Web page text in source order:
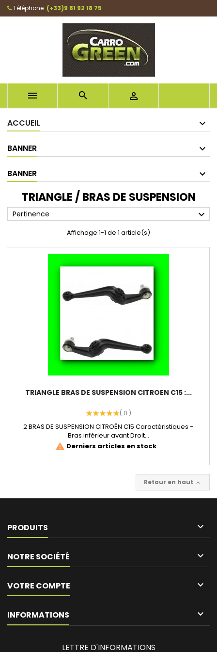
Téléphone: (+33)9 81 92 18 75
  
ACCUEIL
BANNER
BANNER
TRIANGLE / BRAS DE SUSPENSION
Pertinence expand_more
Affichage 1-1 de 1 article(s)
TRIANGLE BRAS DE SUSPENSION CITROEN C15 :...
( 0 )
2 BRAS DE SUSPENSION CITROËN C15 Caractéristiques -
Bras inférieur avant Droit...
warning Derniers articles en stock
Retour en haut 
PRODUITS 
NOTRE SOCIÉTÉ 
VOTRE COMPTE 
INFORMATIONS keyboard_arrow_down
LETTRE D'INFORMATIONS